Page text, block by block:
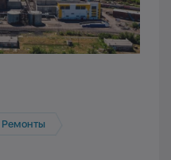
Ремонты